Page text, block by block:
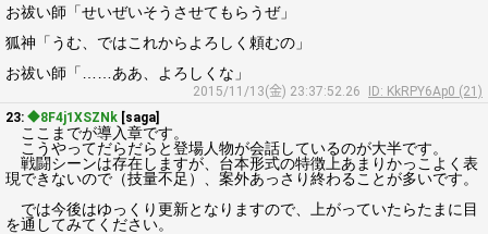
お祓い師「せいぜいそうさせてもらうぜ」
狐神「うむ、ではこれからよろしく頼むの」
お祓い師「……ああ、よろしくな」
2015/11/13(金) 23:37:52.26
ID: KkRPY6Ap0 (21)
23: ◆8F4j1XSZNk [saga]
ここまでが導入章です。
こうやってだらだらと登場人物が会話しているのが大半です。
戦闘シーンは存在しますが、台本形式の特徴上あまりかっこよく表
現できないので（技量不足）、案外あっさり終わることが多いです。
では今後はゆっくり更新となりますので、上がっていたらたまに目
を通してみてください。